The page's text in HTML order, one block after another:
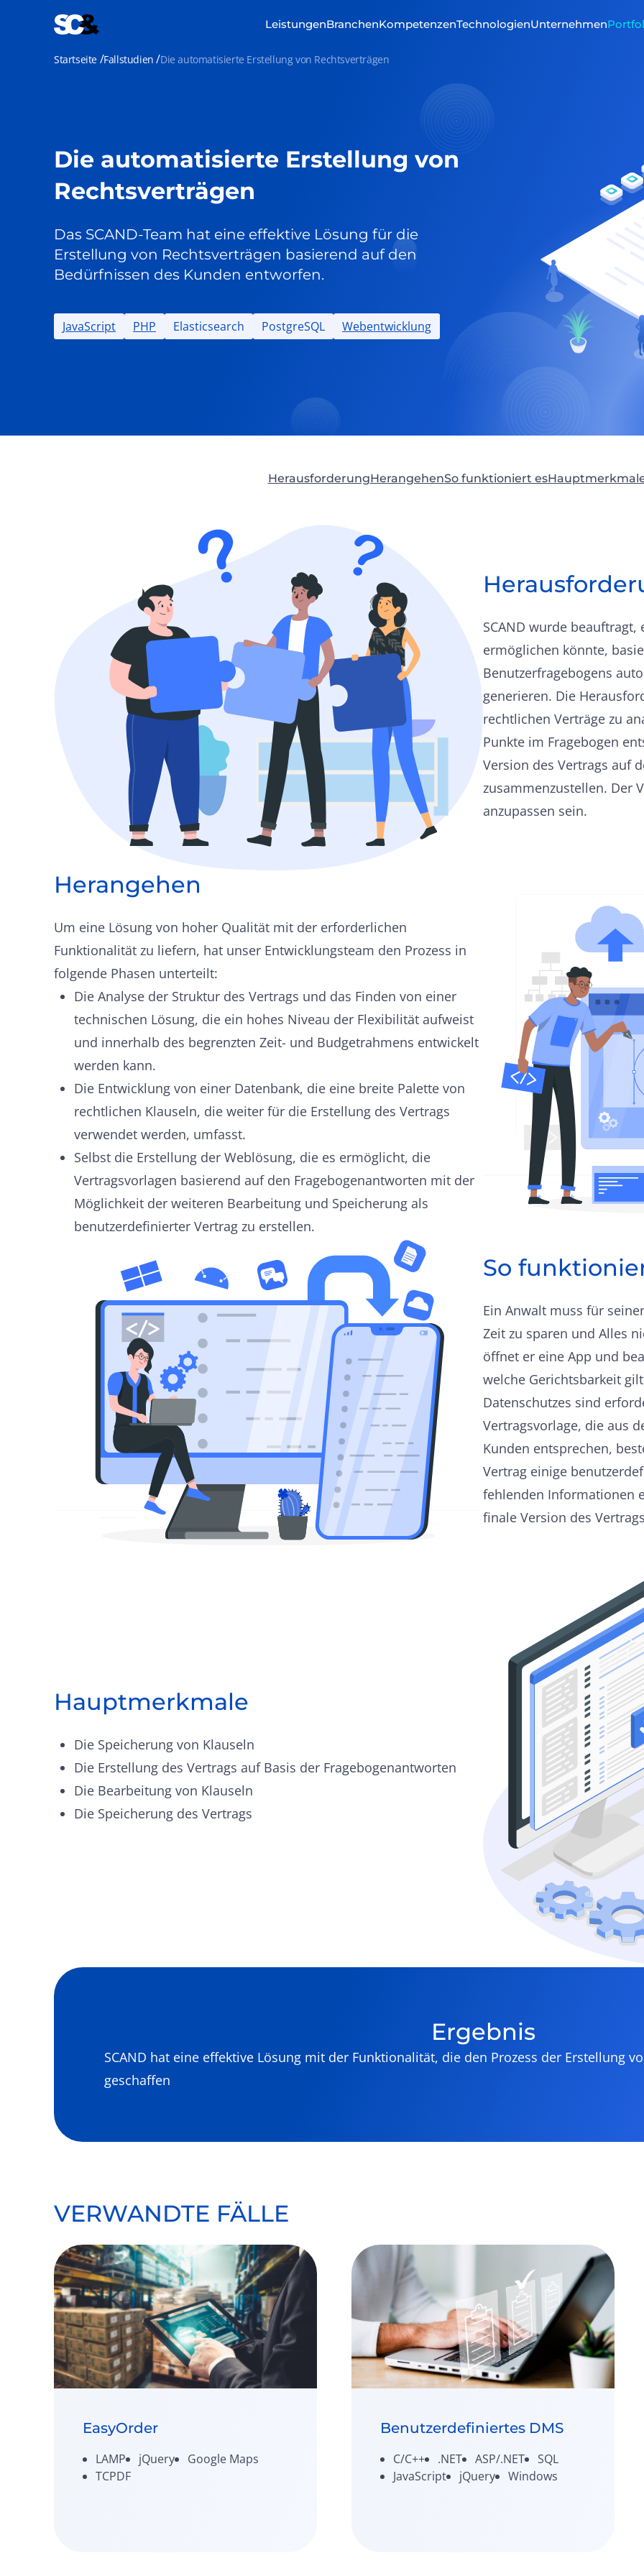
LeistungenBranchenKompetenzenTechnologienUnternehmen
Startseite Fallstudien Die automatisierte Erstellung von Rechtsverträgen
Die automatisierte Erstellung von
Rechtsverträgen
Das SCAND-Team hat eine effektive Lösung für die
Erstellung von Rechtsverträgen basierend auf den
Bedürfnissen des Kunden entworfen.
JavaScript PHP Elasticsearch PostgreSQL Webentwicklung
HerausforderungHerangehenSo funktioniert es
SCAND wurde
ermöglichen könnte,
Benutzerfragebogens
generieren. Die
rechtlichen Verträge zu
Punkte im Fragebogen
Version des Vertrags auf
zusammenzustellen. Der
anzupassen sein.
Herangehen
Um eine Lösung von hoher Qualität mit der erforderlichen
Funktionalität zu liefern, hat unser Entwicklungsteam den Prozess in
folgende Phasen unterteilt:
Die Analyse der Struktur des Vertrags und das Finden von einer
technischen Lösung, die ein hohes Niveau der Flexibilität aufweist
und innerhalb des begrenzten Zeit- und Budgetrahmens entwickelt
werden kann.
Die Entwicklung von einer Datenbank, die eine breite Palette von
rechtlichen Klauseln, die weiter für die Erstellung des Vertrags
verwendet werden, umfasst.
Selbst die Erstellung der Weblösung, die es ermöglicht, die
Vertragsvorlagen basierend auf den Fragebogenantworten mit der
Möglichkeit der weiteren Bearbeitung und Speicherung als
benutzerdefinierter Vertrag zu erstellen.
So
Ein Anwalt muss für
Zeit zu sparen und Alles
öffnet er eine App und
welche Gerichtsbarkeit
Datenschutzes sind
Vertragsvorlage, die aus
Kunden entsprechen,
Vertrag einige
fehlenden Informationen
finale Version des
Hauptmerkmale
Die Speicherung von Klauseln
Die Erstellung des Vertrags auf Basis der Fragebogenantworten
Die Bearbeitung von Klauseln
Die Speicherung des Vertrags
Ergebnis
SCAND hat eine effektive Lösung mit der Funktionalität, die den Prozess der Erstellung
geschaffen
VERWANDTE FÄLLE
EasyOrder
LAMP jQuery
Google Maps
TCPDF
Benutzerdefiniertes DMS
C/C++ .NET ASP/.NET
SQL
JavaScript
jQuery Windows